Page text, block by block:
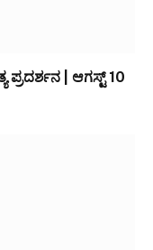
ಪ್ರದರ್ಶನ | ಆಗಸ್ಟ್ 10